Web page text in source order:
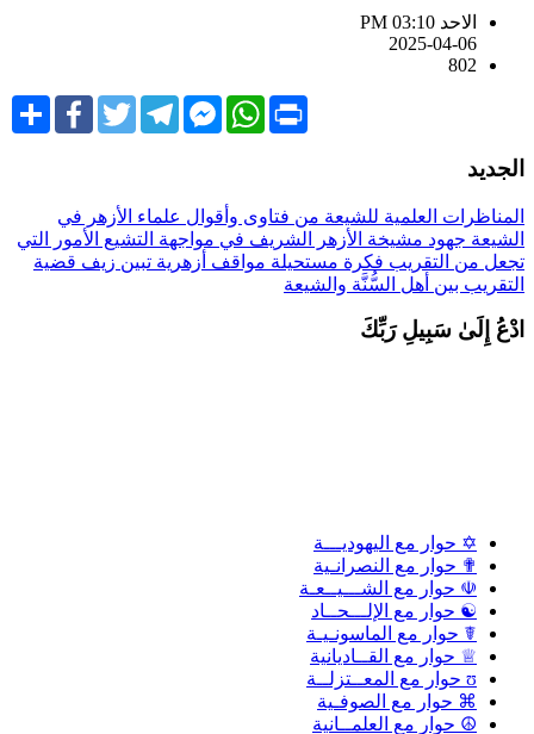
الاحد PM 03:10
2025-04-06
802
ShareFacebookTwitterTelegramFacebook
Messenger
WhatsApp Print
العلمية للشيعةمن فتاوى وأقوال علماء الأزهر في
جهود مشيخة الأزهر الشريف في مواجهة التشيعالأمور التي
من التقريب فكرة مستحيلةمواقف أزهرية تبين زيف قضية
بين أهل السُّنَّة والشيعة
إِلَىٰ سَبِيلِ رَبِّكَ
✡ حوار مع اليهوديـــة
✟ حوار مع النصرانـية
☫ حوار مع الشـــيــعـة
☯ حوار مع الإلـــحــاد
☤ حوار مع الماسونـيـة
♕ حوار مع القــاديانية
ʊ حوار مع المعــتزلــة
⌘ حوار مع الصوفـية
☮ حوار مع العلمــانية